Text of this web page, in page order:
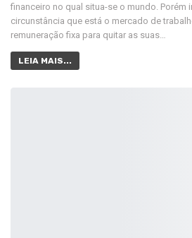
financeiro no qual situa-se o mundo. Porém
circunstância que está o mercado de
remuneração fixa para quitar as suas…
LEIA MAIS...